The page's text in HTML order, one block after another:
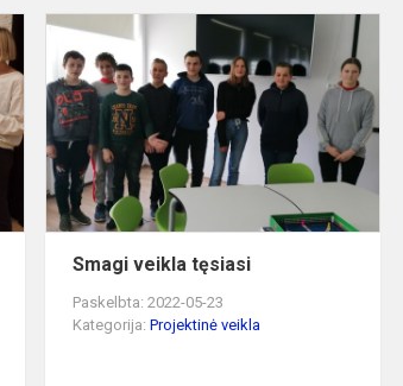
Įdomios
pamokos
Vilniuje
Smagi veikla tęsiasi
Paskelbta: 2022-05-23
Kategorija:Projektinė veikla